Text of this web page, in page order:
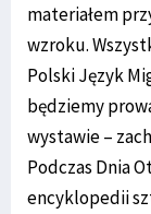
materiałem
wzroku.
Polski Język
będziemy
wystawie –
Podczas Dnia
encyklopedii